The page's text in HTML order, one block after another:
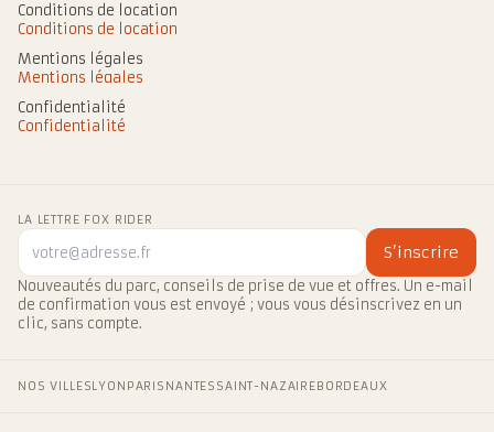
Conditions de location
Conditions de location
Mentions légales
Mentions légales
Confidentialité
Confidentialité
LA LETTRE FOX RIDER
S’inscrire
Nouveautés du parc, conseils de prise de vue et offres. Un e-mail
de confirmation vous est envoyé ; vous vous désinscrivez en un
clic, sans compte.
NOS VILLESLYON PARIS NANTES SAINT-NAZAIREBORDEAUX